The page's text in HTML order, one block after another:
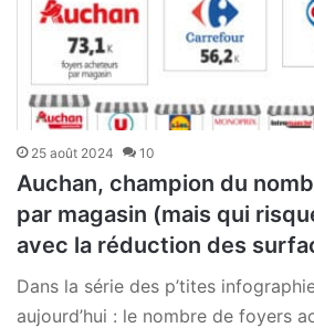
25 août 2024 10
Auchan, champion du
par magasin (mais qui
avec la réduction des
Dans la série des p’tites
aujourd’hui : le nombre de foyers